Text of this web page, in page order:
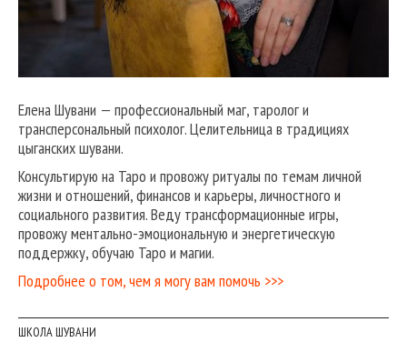
Елена Шувани — профессиональный маг, таролог и
трансперсональный психолог. Целительница в традициях
цыганских шувани.
Консультирую на Таро и провожу ритуалы по темам личной
жизни и отношений, финансов и карьеры, личностного и
социального развития. Веду трансформационные игры,
провожу ментально-эмоциональную и энергетическую
поддержку, обучаю Таро и магии.
Подробнее о том, чем я могу вам помочь >>>
ШКОЛА ШУВАНИ